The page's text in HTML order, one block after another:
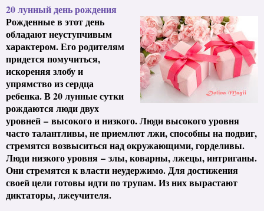
20 лунный день рождения
Рожденные в этот день
обладают неуступчивым
характером. Его родителям
придется помучиться,
искореняя злобу и
упрямство из сердца
ребенка. В 20 лунные сутки
рождаются люди двух
уровней – высокого и низкого. Люди высокого уровня
часто талантливы, не приемлют лжи, способны на подвиг,
стремятся возвыситься над окружающими, горделивы.
Люди низкого уровня – злы, коварны, лжецы, интриганы.
Они стремятся к власти неудержимо. Для достижения
своей цели готовы идти по трупам. Из них вырастают
диктаторы, лжеучителя.